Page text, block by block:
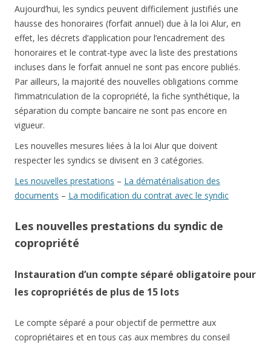
Aujourd’hui, les syndics peuvent difficilement justifiés une
hausse des honoraires (forfait annuel) due à la loi Alur, en
effet, les décrets d’application pour l’encadrement des
honoraires et le contrat-type avec la liste des prestations
incluses dans le forfait annuel ne sont pas encore publiés.
Par ailleurs, la majorité des nouvelles obligations comme
l’immatriculation de la copropriété, la fiche synthétique, la
séparation du compte bancaire ne sont pas encore en
vigueur.
Les nouvelles mesures liées à la loi Alur que doivent
respecter les syndics se divisent en 3 catégories.
Les nouvelles prestations – La dématérialisation des
documents – La modification du contrat avec le syndic
Les nouvelles prestations du syndic de
copropriété
Instauration d’un compte séparé obligatoire pour
les copropriétés de plus de 15 lots
Le compte séparé a pour objectif de permettre aux
copropriétaires et en tous cas aux membres du conseil